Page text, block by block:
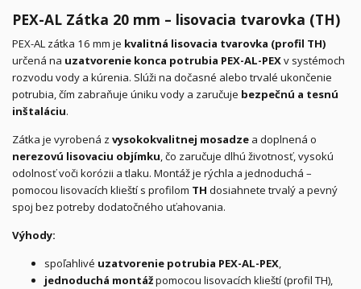
PEX-AL Zátka 20 mm – lisovacia tvarovka (TH)
PEX-AL zátka 16 mm je kvalitná lisovacia tvarovka (profil TH)
určená na uzatvorenie konca potrubia PEX-AL-PEXv systémoch
rozvodu vody a kúrenia. Slúži na dočasné alebo trvalé ukončenie
potrubia, čím zabraňuje úniku vody a zaručuje bezpečnú a tesnú
inštaláciu.
Zátka je vyrobená z vysokokvalitnej mosadze a doplnená o
nerezovú lisovaciu objímku, čo zaručuje dlhú životnosť, vysokú
odolnosť voči korózii a tlaku. Montáž je rýchla a jednoduchá –
pomocou lisovacích klieští s profilom TH dosiahnete trvalý a pevný
spoj bez potreby dodatočného uťahovania.
Výhody:
spoľahlivé uzatvorenie potrubia PEX-AL-PEX,
jednoduchá montážpomocou lisovacích klieští (profil TH),